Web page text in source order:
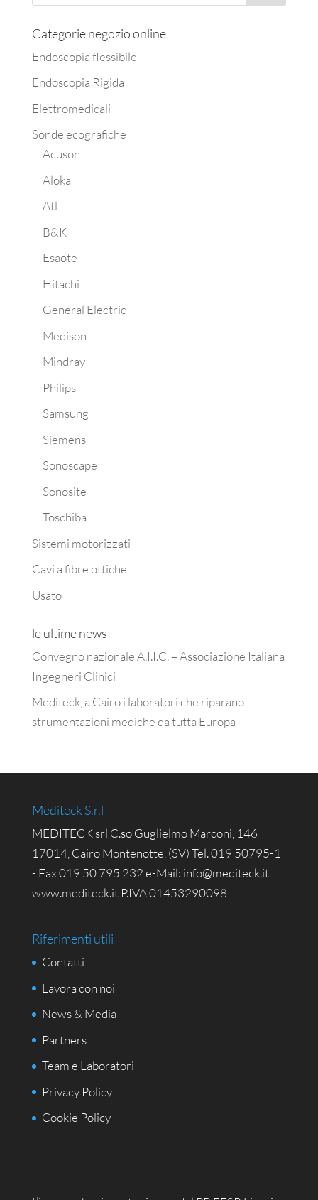
Categorie negozio online
Endoscopia flessibile
Endoscopia Rigida
Elettromedicali
Sonde ecografiche
Acuson
Aloka
Atl
B&K
Esaote
Hitachi
General Electric
Medison
Mindray
Philips
Samsung
Siemens
Sonoscape
Sonosite
Toschiba
Sistemi motorizzati
Cavi a fibre ottiche
Usato
le ultime news
Convegno nazionale A.I.I.C. – Associazione Italiana
Ingegneri Clinici
Mediteck, a Cairo i laboratori che riparano
strumentazioni mediche da tutta Europa
Mediteck S.r.l
MEDITECK srl C.so Guglielmo Marconi, 146
17014, Cairo Montenotte, (SV) Tel. 019 50795-1
- Fax 019 50 795 232 e-Mail: info@mediteck.it
www.mediteck.it P.IVA 01453290098
Riferimenti utili
Contatti
Lavora con noi
News & Media
Partners
Team e Laboratori
Privacy Policy
Cookie Policy